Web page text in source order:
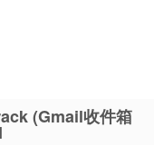
(Gmail收件箱